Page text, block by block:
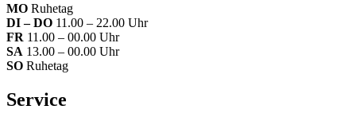
MO Ruhetag
DI – DO 11.00 – 22.00 Uhr
FR 11.00 – 00.00 Uhr
SA 13.00 – 00.00 Uhr
SO Ruhetag
Service